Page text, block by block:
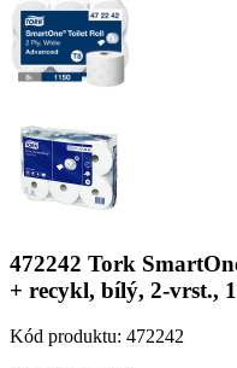
472242 Tork
+ recykl, bílý, 2-vrst.,
Kód produktu: 472242